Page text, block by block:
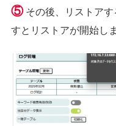
⑤その後、リストアす
すとリストアが開始し